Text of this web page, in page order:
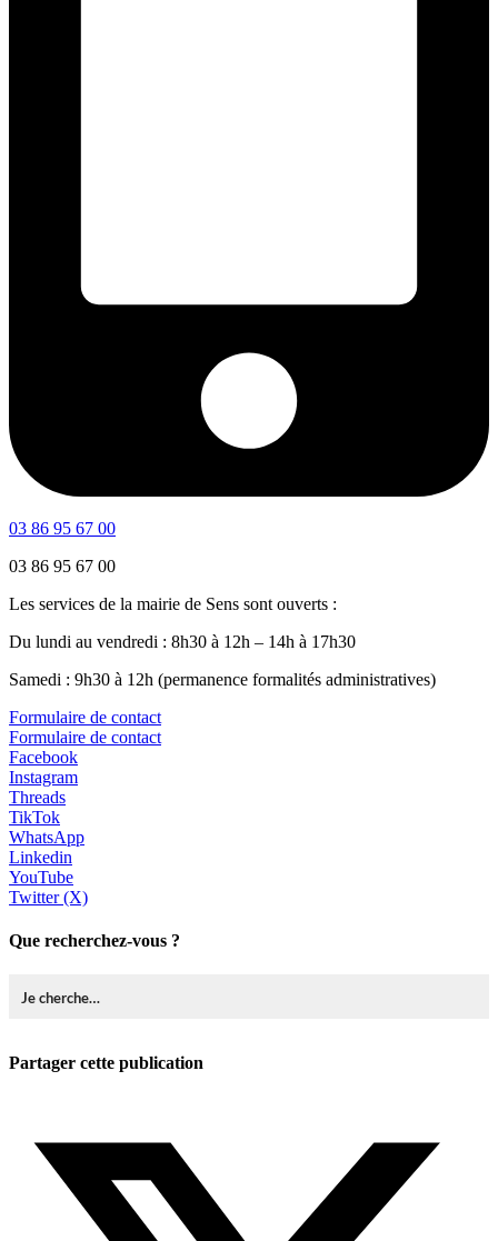
03 86 95 67 00
03 86 95 67 00
Les services de la mairie de Sens sont ouverts :
Du lundi au vendredi : 8h30 à 12h – 14h à 17h30
Samedi : 9h30 à 12h (permanence formalités administratives)
Formulaire de contact
Formulaire de contact
Facebook
Instagram
Threads
TikTok
WhatsApp
Linkedin
YouTube
Twitter (X)
Que recherchez-vous ?
Partager cette publication